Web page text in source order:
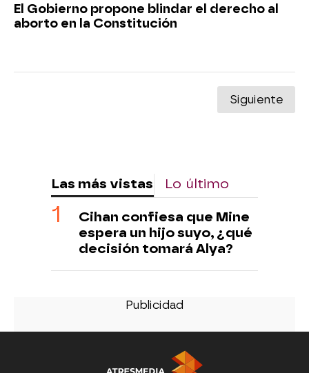
El Gobierno propone blindar el derecho al
aborto en la Constitución
Siguiente
Las más vistas Lo último
Cihan confiesa que Mine
espera un hijo suyo, ¿qué
decisión tomará Alya?